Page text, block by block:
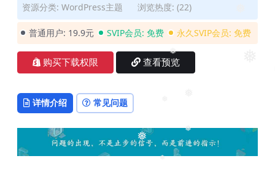
❅
❅
❅
❅
资源分类: WordPress主题 浏览热度: (22)
普通用户: 19.9元 SVIP会员: 免费 永久SVIP会员: 免费
购买下载权限 查看预览
详情介绍 常见问题